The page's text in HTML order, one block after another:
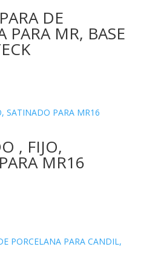
DE
PARA MR, BASE
, FIJO,
MR16